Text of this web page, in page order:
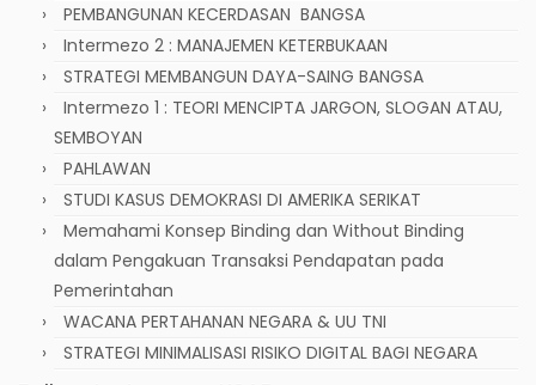
PEMBANGUNAN KECERDASAN BANGSA
Intermezo 2 : MANAJEMEN KETERBUKAAN
STRATEGI MEMBANGUN DAYA-SAING BANGSA
Intermezo 1 : TEORI MENCIPTA JARGON, SLOGAN ATAU,
SEMBOYAN
PAHLAWAN
STUDI KASUS DEMOKRASI DI AMERIKA SERIKAT
Memahami Konsep Binding dan Without Binding
dalam Pengakuan Transaksi Pendapatan pada
Pemerintahan
WACANA PERTAHANAN NEGARA & UU TNI
STRATEGI MINIMALISASI RISIKO DIGITAL BAGI NEGARA